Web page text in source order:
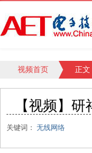
视频首页 正文
【视频】
关键词： 无线网络